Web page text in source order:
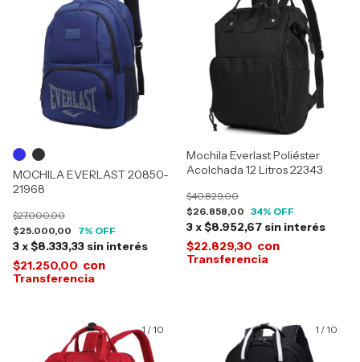
MOCHILA EVERLAST 20850-
21968
$25.000,00
$27.000,00
7% OFF
3x$8.333,33 sin interés
$21.250,00 con
Mochila Everlast Poliéster
Acolchada 12 Litros 22343
$26.858,00
$40.829,00
34% OFF
3x$8.952,67 sin interés
$22.829,30 con
1 /10 1 /10